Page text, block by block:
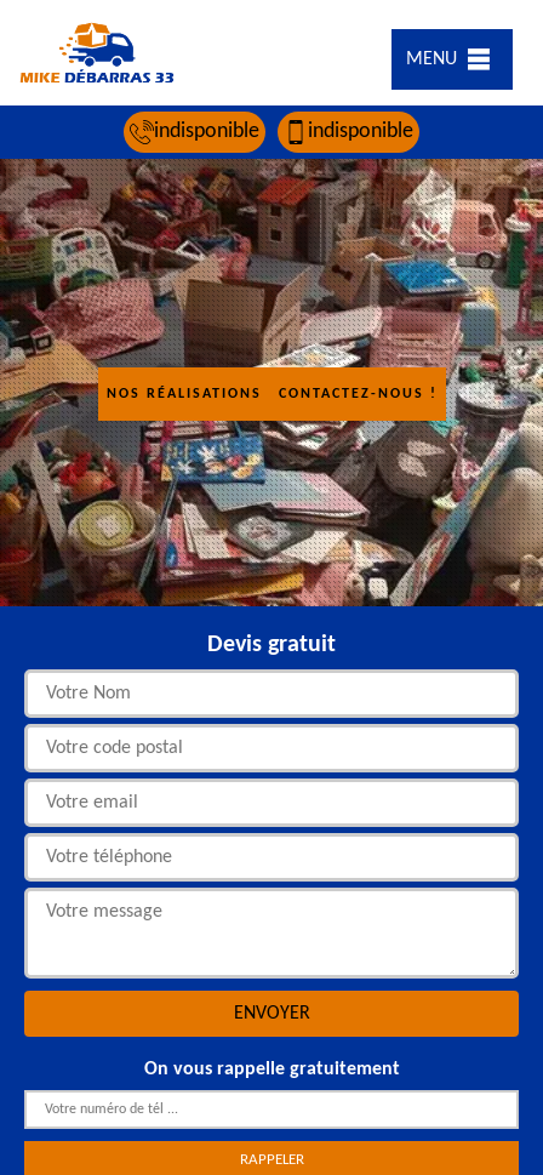
MENU
indisponible indisponible
NOS RÉALISATIONS CONTACTEZ-NOUS !
Devis gratuit
On vous rappelle gratuitement